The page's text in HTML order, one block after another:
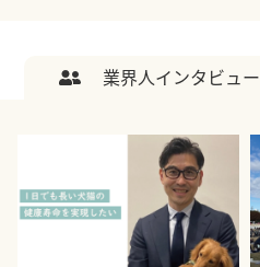
業界人インタビュー